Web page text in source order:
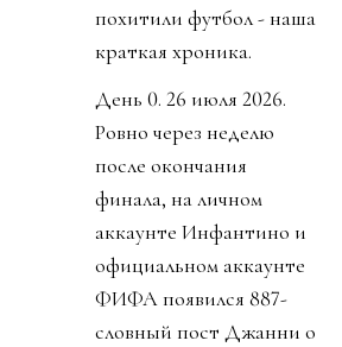
похитили футбол - наша
краткая хроника.
День 0. 26 июля 2026.
Ровно через неделю
после окончания
финала, на личном
аккаунте Инфантино и
официальном аккаунте
ФИФА появился 887-
словный пост Джанни о